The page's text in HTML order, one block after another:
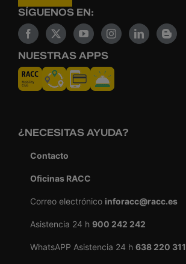
SÍGUENOS EN:
NUESTRAS APPS
¿NECESITAS AYUDA?
Contacto
Oficinas RACC
Correo electrónico inforacc@racc.es
Asistencia 24 h 900 242 242
WhatsAPP Asistencia 24 h 638 220 311